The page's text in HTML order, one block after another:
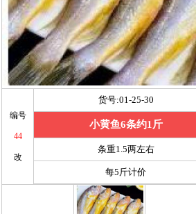
编号
44
改
货号:01-25-30
小黄鱼6条约1斤
条重1.5两左右
每5斤计价